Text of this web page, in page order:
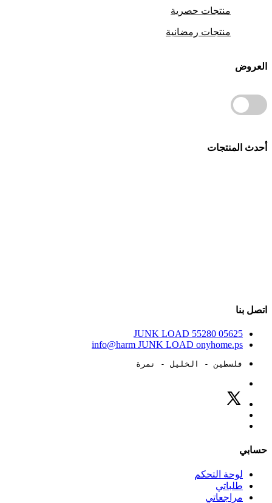
منتجات حصرية
منتجات رمضانية
العروض
أحدث المنتجات
اتصل بنا
05625
JUNK LOAD 55280
info@harm JUNK LOAD onyhome.ps
فلسطين - الخليل - نمرة
حسابي
لوحة التحكم
طلباتي
مراجعاتي